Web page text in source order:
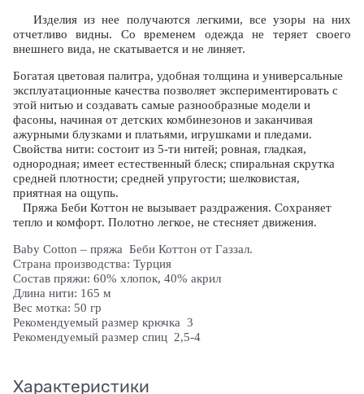
Изделия из нее получаются легкими, все узоры на них
отчетливо видны. Со временем одежда не теряет своего
внешнего вида, не скатывается и не линяет.
Богатая цветовая палитра, удобная толщина и универсальные
эксплуатационные качества позволяет экспериментировать с
этой нитью и создавать самые разнообразные модели и
фасоны, начиная от детских комбинезонов и заканчивая
ажурными блузками и платьями, игрушками и пледами.
Свойства нити: состоит из 5-ти нитей; ровная, гладкая,
однородная; имеет естественный блеск; спиральная скрутка
средней плотности; средней упругости; шелковистая,
приятная на ощупь.
Пряжа Беби Коттон не вызывает раздражения. Сохраняет
тепло и комфорт. Полотно легкое, не стесняет движения.
Baby Cotton – пряжа Беби Коттон от Газзал.
Страна производства: Турция
Состав пряжи: 60% хлопок, 40% акрил
Длина нити: 165 м
Вес мотка: 50 гр
Рекомендуемый размер крючка 3
Рекомендуемый размер спиц 2,5-4
Характеристики